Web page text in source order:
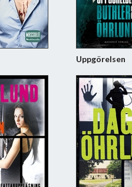
Uppgörelsen